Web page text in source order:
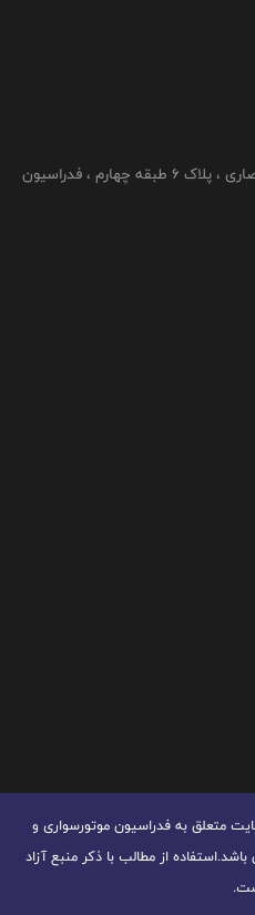
تهران ، بلوار نلسون ماندلا ، خیابان انصاری ، پلاک ۶ طبقه چهارم ، فدراسیون
متعلق به فدراسیون موتورسواری و
از مطالب با ذكر منبع آزاد